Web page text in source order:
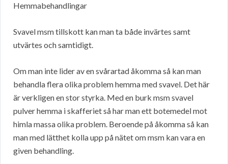
Hemmabehandlingar
Svavel msm tillskott kan man ta både invärtes samt
utvärtes och samtidigt.
Om man inte lider av en svårartad åkomma så kan man
behandla flera olika problem hemma med svavel. Det här
är verkligen en stor styrka. Med en burk msm svavel
pulver hemma i skafferiet så har man ett botemedel mot
himla massa olika problem. Beroende på åkomma så kan
man med lätthet kolla upp på nätet om msm kan vara en
given behandling.